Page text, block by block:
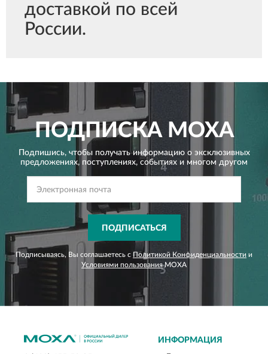
доставкой по всей
России.
ПОДПИСКАMOXA
Подпишись, чтобы получать информацию о эксклюзивных
предложениях, поступлениях, событиях и многом другом
ПОДПИСАТЬСЯ
Подписываясь, Вы соглашаетесь с Политикой Конфиденциальности и
Условиями пользованияMOXA
ИНФОРМАЦИЯ